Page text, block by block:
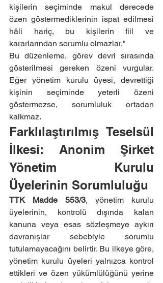
kişilerin seçiminde makul derecede
özen göstermediklerinin ispat edilmesi
hâli hariç, bu kişilerin fiil ve
kararlarından sorumlu olmazlar."
Bu düzenleme, görev devri sırasında
gösterilmesi gereken özeni vurgular.
Eğer yönetim kurulu üyesi, devrettiği
kişinin seçiminde yeterli özeni
göstermezse, sorumluluk ortadan
kalkmaz.
Farklılaştırılmış Teselsül
İlkesi: Anonim Şirket
Yönetim Kurulu
Üyelerinin Sorumluluğu
TTK Madde 553/3, yönetim kurulu
üyelerinin, kontrolü dışında kalan
kanuna veya esas sözleşmeye aykırı
davranışlar sebebiyle sorumlu
tutulamayacağını belirtir. Bu ilkeye göre,
yönetim kurulu üyeleri yalnızca kontrol
ettikleri ve özen yükümlülüğünü yerine